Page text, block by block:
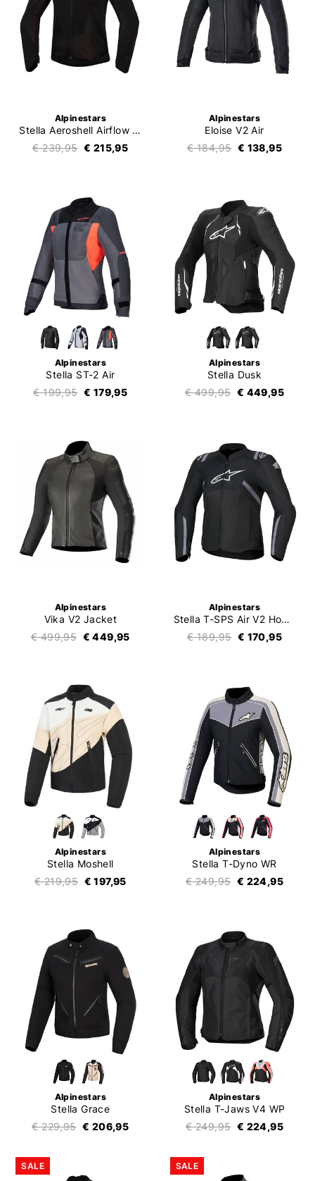
Alpinestars
Stella Aeroshell Airflow Jacket
€ 239,95 € 215,95
Alpinestars
Eloise V2 Air
€ 184,95 € 138,95
Alpinestars
Stella ST-2 Air
€ 199,95 € 179,95
Alpinestars
Stella Dusk
€ 499,95 € 449,95
Alpinestars
Vika V2 Jacket
€ 499,95 € 449,95
Alpinestars
Stella T-SPS Air V2 Honda
€ 189,95 € 170,95
Alpinestars
Stella Moshell
€ 219,95 € 197,95
Alpinestars
Stella T-Dyno WR
€ 249,95 € 224,95
Alpinestars
Stella Grace
€ 229,95 € 206,95
Alpinestars
Stella T-Jaws V4 WP
€ 249,95 € 224,95
SALE SALE